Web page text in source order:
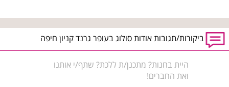
ביקורות/תגובות אודות סולוג בעופר גרנד קניון חיפה
היית בחנות? מתכנן/ת ללכת? שתף/י אותנו
ואת החברים!